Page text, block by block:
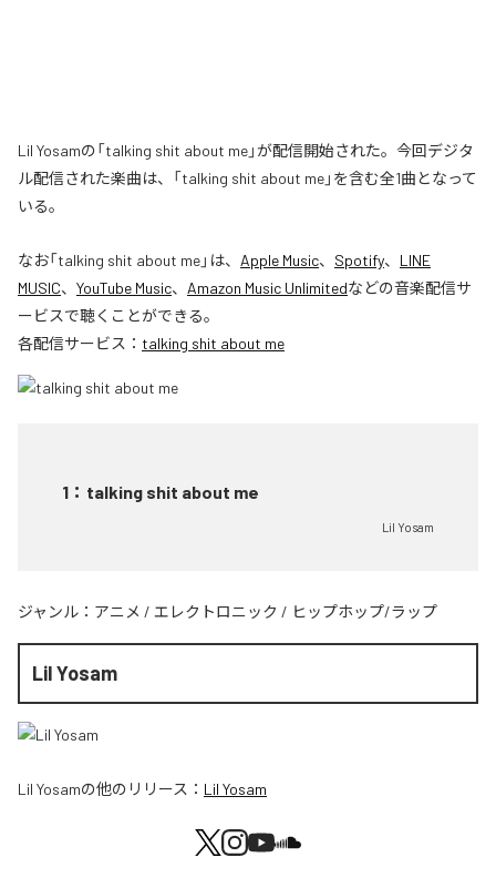
Lil Yosamの「talking shit about me」が配信開始された。今回デジタ
ル配信された楽曲は、「talking shit about me」を含む全1曲となって
いる。
なお「talking shit about me」は、 Apple Music、 Spotify、 LINE
MUSIC、 YouTube Music、 Amazon Music Unlimitedなどの音楽配信サ
ービスで聴くことができる。
各配信サービス： talking shit about me
1 ： talking shit about me
Lil Yosam
ジャンル： アニメ / エレクトロニック / ヒップホップ/ラップ
Lil Yosam
Lil Yosamの他のリリース： Lil Yosam